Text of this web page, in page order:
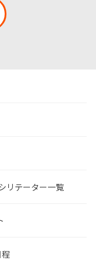
リテーター一覧